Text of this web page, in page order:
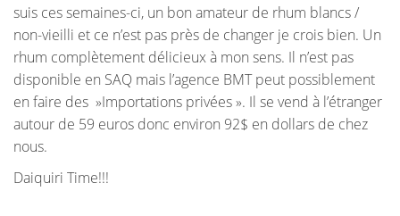
suis ces semaines-ci, un bon amateur de rhum blancs /
non-vieilli et ce n’est pas près de changer je crois bien. Un
rhum complètement délicieux à mon sens. Il n’est pas
disponible en SAQ mais l’agence BMT peut possiblement
en faire des »Importations privées ». Il se vend à l’étranger
autour de 59 euros donc environ 92$ en dollars de chez
nous.
Daiquiri Time!!!